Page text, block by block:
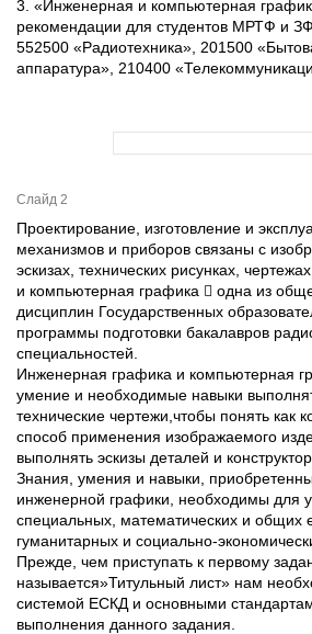
3. «Инженерная и компьютерная
рекомендации для студентов МРТФ и
552500 «Радиотехника», 201500
аппаратура», 210400
Слайд 2
Проектирование, изготовление и
механизмов и приборов связаны с
эскизах, технических рисунках,
и компьютерная графика  одна из
дисциплин Государственных
программы подготовки бакалавров
специальностей.
Инженерная графика и компьютерная
умение и необходимые навыки
технические чертежи,чтобы понять как
способ применения изображаемого
выполнять эскизы деталей и
Знания, умения и навыки,
инженерной графики, необходимы для
специальных, математических и общих
гуманитарных и социально-
Прежде, чем приступать к первому
называется»Титульный лист» нам
системой ЕСКД и основными
выполнения данного задания.